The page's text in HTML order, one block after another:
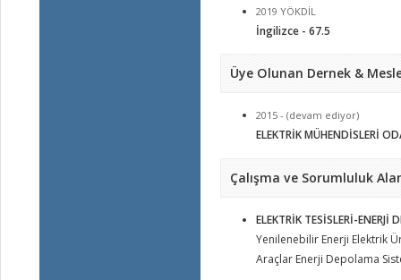
2019 YÖKDİL
İngilizce - 67.5
Üye Olunan Dernek &
2015 - (devam ediyor)
ELEKTRİK MÜHENDİSLERİ
Çalışma ve Sorumluluk
ELEKTRİK TESİSLERİ-ENERJİ
Yenilenebilir Enerji Elektrik
Araçlar Enerji Depolama